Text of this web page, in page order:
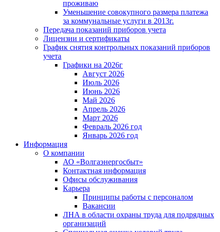
проживаю
Уменьшение совокупного размера платежа
за коммунальные услуги в 2013г.
Передача показаний приборов учета
Лицензии и сертификаты
График снятия контрольных показаний приборов
учета
Графики на 2026г
Август 2026
Июль 2026
Июнь 2026
Май 2026
Апрель 2026
Март 2026
Февраль 2026 год
Январь 2026 год
Информация
О компании
АО «Волгаэнергосбыт»
Контактная информация
Офисы обслуживания
Карьера
Принципы работы с персоналом
Вакансии
ЛНА в области охраны труда для подрядных
организаций